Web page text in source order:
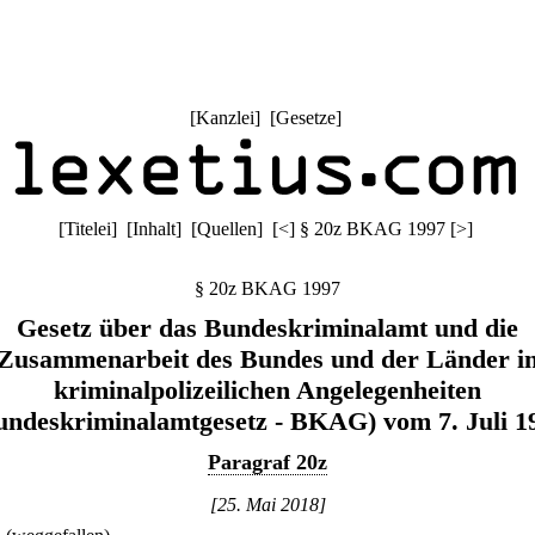
[Kanzlei] [Gesetze]
[Titelei] [Inhalt] [Quellen] [<] § 20z BKAG 1997 [>]
§ 20z BKAG 1997
Gesetz über das Bundeskriminalamt und die
des Bundes und der Länder
kriminalpolizeilichen Angelegenheiten
- BKAG) vom 7. Juli
Paragraf 20z
[25. Mai 2018]